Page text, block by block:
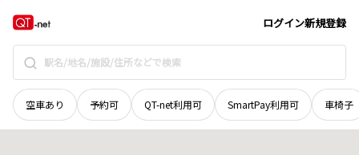
ログイン新規登録
空車あり 予約可 QT-net利用可 SmartPay利用可 車椅子
島根県